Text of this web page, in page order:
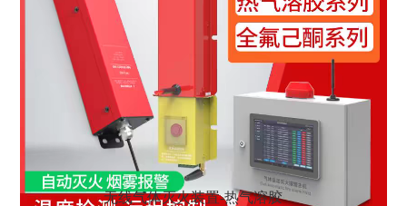
无线气体灭火装置-热气溶胶